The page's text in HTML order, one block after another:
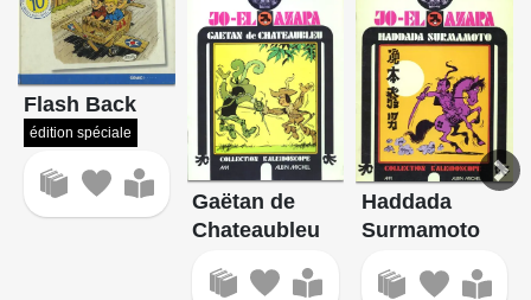
Flash Back
édition spéciale
Gaëtan de
Chateaubleu
Haddada
Surmamoto